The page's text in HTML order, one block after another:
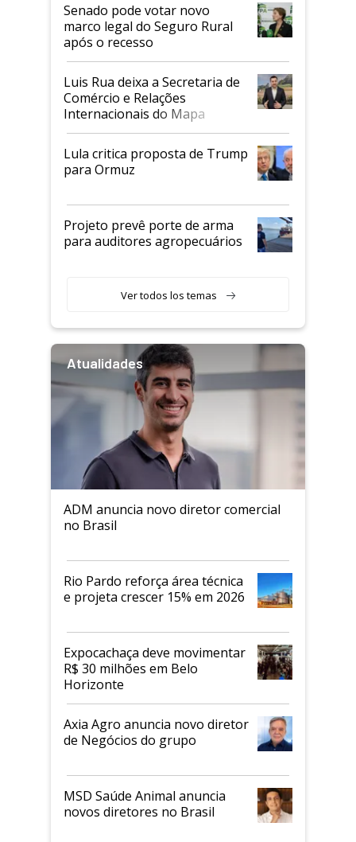
Senado pode votar novo
marco legal do Seguro Rural
após o recesso
Luis Rua deixa a Secretaria de
Comércio e Relações
Internacionais do Mapa
Lula critica proposta de Trump
para Ormuz
Projeto prevê porte de arma
para auditores agropecuários
Ver todos los temas
Atualidades
ADM anuncia novo diretor comercial
no Brasil
Rio Pardo reforça área técnica
e projeta crescer 15% em 2026
Expocachaça deve movimentar
R$ 30 milhões em Belo
Horizonte
Axia Agro anuncia novo diretor
de Negócios do grupo
MSD Saúde Animal anuncia
novos diretores no Brasil